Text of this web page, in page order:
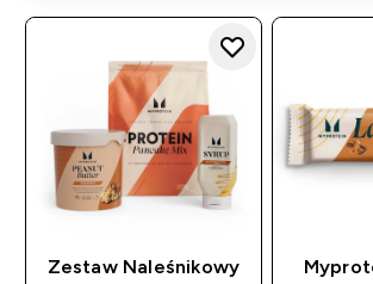
Zestaw Naleśnikowy